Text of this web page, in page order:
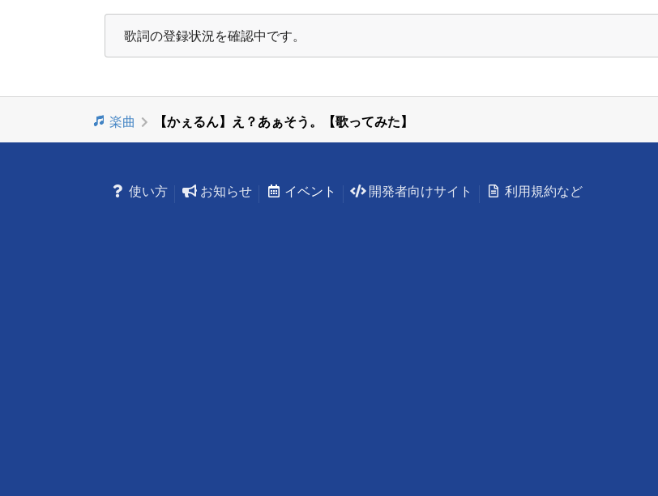
歌詞の登録状況を確認中です。
楽曲 【かぇるん】え？あぁそう。【歌ってみた】
使い方 お知らせ イベント 開発者向けサイト 利用規約など